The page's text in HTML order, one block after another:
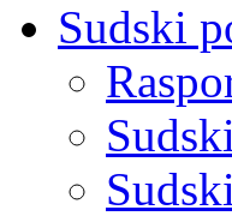
Sudski